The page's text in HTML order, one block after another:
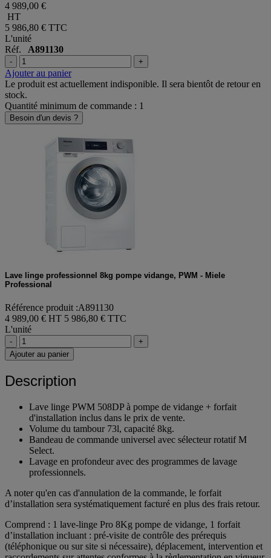
4 989,00 €
HT
5 986,80 €
L'unité
Réf.A891130
- +
Ajouter au panier
Le produit est actuellement indisponible. Il sera bientôt de retour en
stock.
Quantité minimum de commande : 1
Besoin d'un devis ?
Lave linge professionnel 8kg pompe vidange, PWM - Miele
Référence produit :A891130
4 989,00 € HT
L'unité
-
Description
Lave linge PWM 508DP à pompe de vidange + forfait
d'installation inclus dans le prix de vente.
Volume du tambour 73l, capacité 8kg.
Bandeau de commande universel avec sélecteur rotatif M
Select.
Lavage en profondeur avec des programmes de lavage
A noter qu'en cas d'annulation de la commande, le forfait
Comprend : 1 lave-linge Pro 8Kg pompe de vidange, 1 forfait
d’installation incluant : pré-visite de contrôle des prérequis
(téléphonique ou sur site si nécessaire), déplacement, intervention et